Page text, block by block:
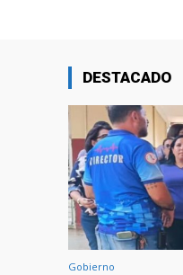
DESTACADO
Gobierno